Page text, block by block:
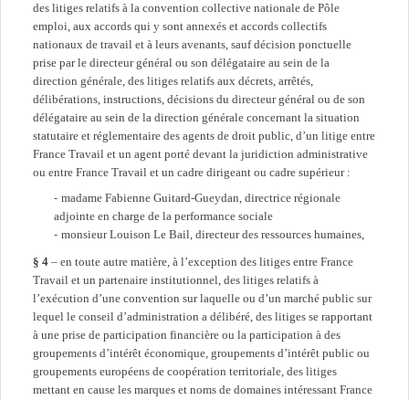
des litiges relatifs à la convention collective nationale de Pôle
emploi, aux accords qui y sont annexés et accords collectifs
nationaux de travail et à leurs avenants, sauf décision ponctuelle
prise par le directeur général ou son délégataire au sein de la
direction générale, des litiges relatifs aux décrets, arrêtés,
délibérations, instructions, décisions du directeur général ou de son
délégataire au sein de la direction générale concernant la situation
statutaire et réglementaire des agents de droit public, d’un litige entre
France Travail et un agent porté devant la juridiction administrative
ou entre France Travail et un cadre dirigeant ou cadre supérieur :
madame Fabienne Guitard-Gueydan, directrice régionale
adjointe en charge de la performance sociale
monsieur Louison Le Bail, directeur des ressources humaines,
§ 4 – en toute autre matière, à l’exception des litiges entre France
Travail et un partenaire institutionnel, des litiges relatifs à
l’exécution d’une convention sur laquelle ou d’un marché public sur
lequel le conseil d’administration a délibéré, des litiges se rapportant
à une prise de participation financière ou la participation à des
groupements d’intérêt économique, groupements d’intérêt public ou
groupements européens de coopération territoriale, des litiges
mettant en cause les marques et noms de domaines intéressant France